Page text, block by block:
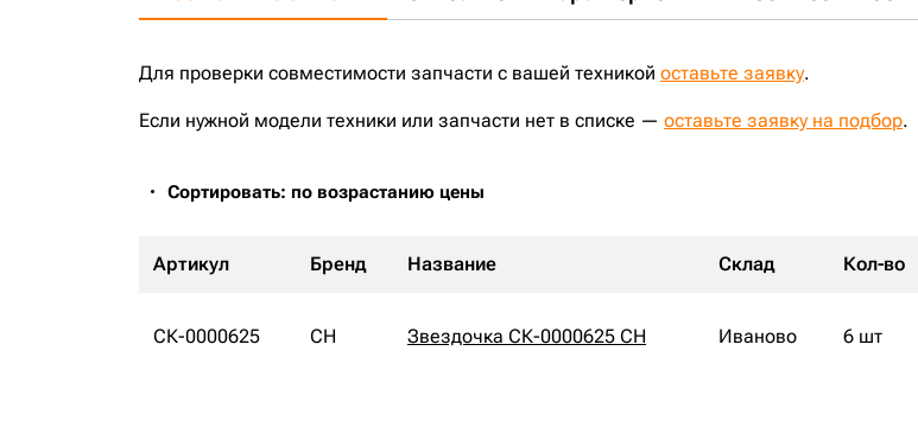
Для проверки совместимости запчасти с вашей техникой оставьте заявку.
Если нужной модели техники или запчасти нет в списке — оставьте заявку на подбор.
Сортировать: по возрастанию цены
Артикул Бренд Название Склад Кол-во
СК-0000625 CH Звездочка СК-0000625 CH Иваново 6 шт